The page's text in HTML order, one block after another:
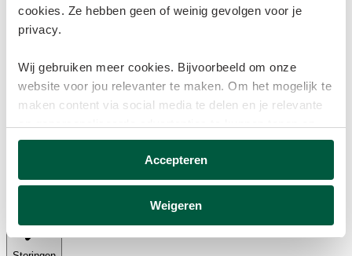
cookies. Ze hebben geen of weinig gevolgen voor je
privacy.
Wij gebruiken meer cookies. Bijvoorbeeld om onze
website voor jou relevanter te maken. Om het mogelijk te
maken content via social media te delen en je relevante
websites van derden.
Deze cookies verzamelen mogelijk gegevens buiten
onze website. Door op ‘Accepteren’ te klikken ga je
informatie vind je in onscookiebeleid.
Accepteren
Weigeren